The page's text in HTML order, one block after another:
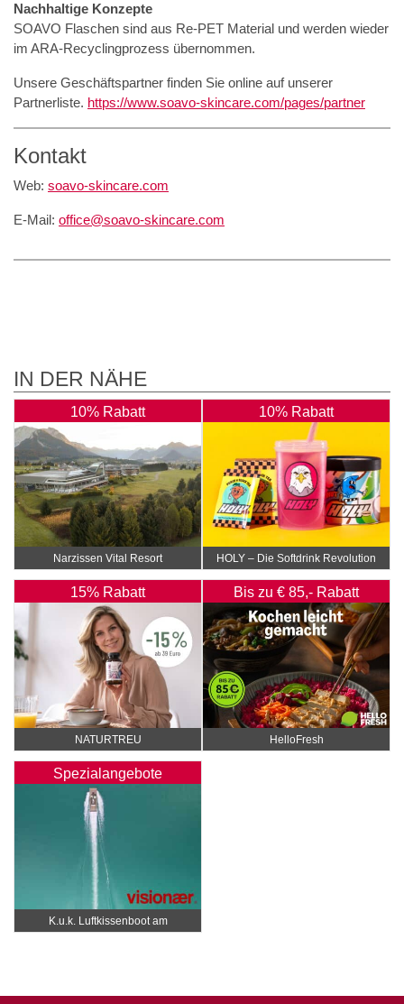
Nachhaltige Konzepte
SOAVO Flaschen sind aus Re-PET Material und werden wieder
im ARA-Recyclingprozess übernommen.
Unsere Geschäftspartner finden Sie online auf unserer
Partnerliste. https://www.soavo-skincare.com/pages/partner
Kontakt
Web: soavo-skincare.com
E-Mail: office@soavo-skincare.com
IN DER NÄHE
10% Rabatt
Narzissen Vital Resort
10% Rabatt
HOLY – Die Softdrink Revolution
15% Rabatt
NATURTREU
Bis zu € 85,- Rabatt
HelloFresh
Spezialangebote
K.u.k. Luftkissenboot am